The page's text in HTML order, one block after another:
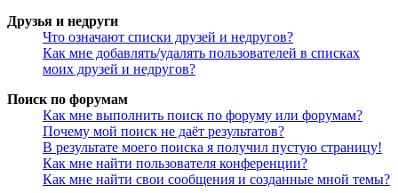
Друзья и недруги
Что означают списки друзей и недругов?
Как мне добавлять/удалять пользователей в списках
моих друзей и недругов?
Поиск по форумам
Как мне выполнить поиск по форуму или форумам?
Почему мой поиск не даёт результатов?
В результате моего поиска я получил пустую страницу!
Как мне найти пользователя конференции?
Как мне найти свои сообщения и созданные мной темы?